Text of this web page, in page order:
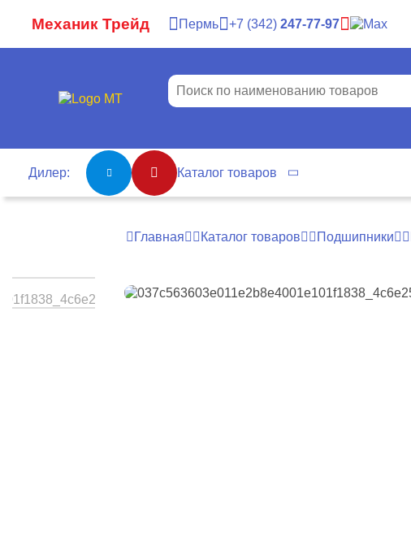
Механик Трейд Пермь 7 342 247-77-97
Дилер: Каталог товаров
Главная Каталог товаров Подшипники